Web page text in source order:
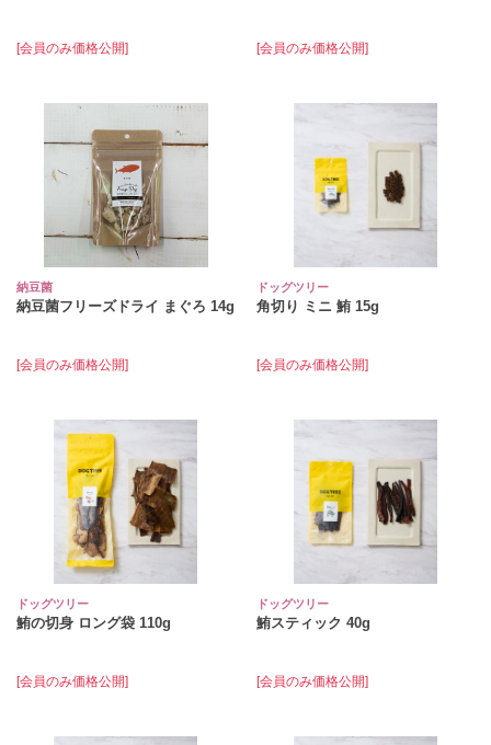
[会員のみ価格公開] [会員のみ価格公開]
納豆菌
納豆菌フリーズドライ まぐろ 14g
[会員のみ価格公開]
ドッグツリー
角切り ミニ 鮪 15g
[会員のみ価格公開]
ドッグツリー
鮪の切身 ロング袋 110g
[会員のみ価格公開]
ドッグツリー
鮪スティック 40g
[会員のみ価格公開]